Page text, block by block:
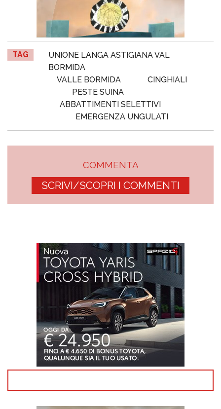
TAG
UNIONE LANGA ASTIGIANA VAL
BORMIDA
VALLE BORMIDA
CINGHIALI
PESTE SUINA
ABBATTIMENTI SELETTIVI
EMERGENZA UNGULATI
COMMENTA
SCRIVI/SCOPRI I COMMENTI